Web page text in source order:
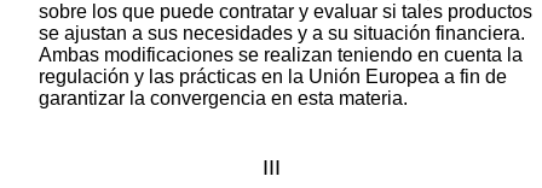
sobre los que puede contratar y evaluar si tales productos
se ajustan a sus necesidades y a su situación financiera.
Ambas modificaciones se realizan teniendo en cuenta la
regulación y las prácticas en la Unión Europea a fin de
garantizar la convergencia en esta materia.
III